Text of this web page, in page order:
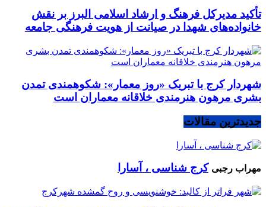
تأکید مدیرکل فرهنگ و ارشاد اسلامی البرز بر نقش
خانواده‌های شهدا در صیانت از هویت فرهنگی جامعه
شهردار کرج با تبریک «روز معمار»: شکوهمندی تمدن
بشری مرهون هنرمندی خلاقانه معماران است
جدیدترین مقالات
مهراب رجبی کرج شناسی ، آسارا